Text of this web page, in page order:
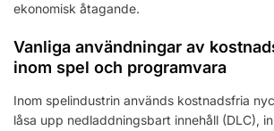
ekonomisk åtagande.
Vanliga användningar av
inom spel och programvara
Inom spelindustrin används kostnadsfria
låsa upp nedladdningsbart innehåll (DLC),